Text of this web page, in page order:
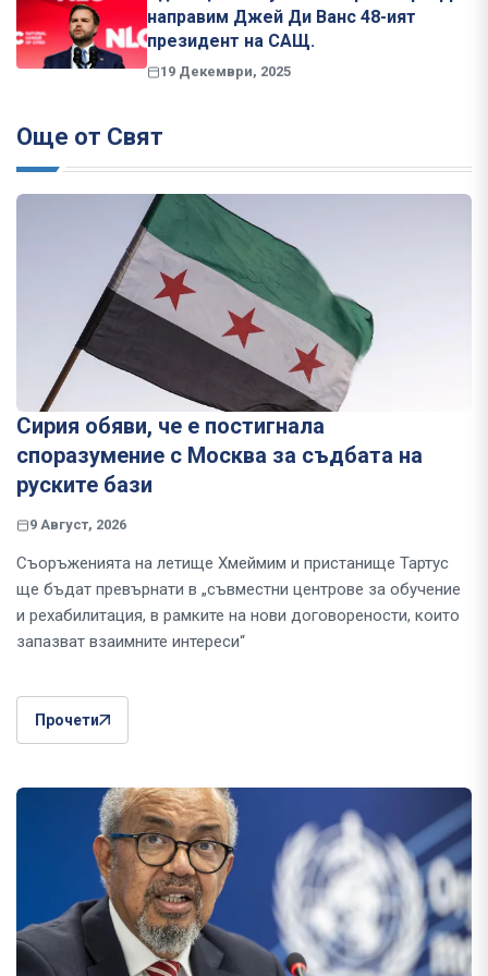
направим Джей Ди Ванс 48-ият
президент на САЩ.
19 Декември, 2025
Още от Свят
Сирия обяви, че е постигнала
споразумение с Москва за съдбата на
руските бази
9 Август, 2026
Съоръженията на летище Хмеймим и пристанище Тартус
ще бъдат превърнати в „съвместни центрове за обучение
и рехабилитация, в рамките на нови договорености, които
запазват взаимните интереси“
Прочети